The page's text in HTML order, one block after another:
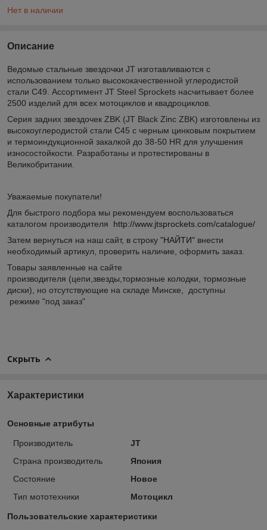
Нет в наличии
Описание
Ведомые стальные звездочки JT изготавливаются с
использованием только высококачественной углеродистой
стали C49. Ассортимент JT Steel Sprockets насчитывает более
2500 изделий для всех мотоциклов и квадроциклов.
Серия задних звездочек ZBK (JT Black Zinc ZBK) изготовлены из
высокоуглеродистой стали C45 с черным цинковым покрытием
и термоиндукционной закалкой до 38-50 HR для улучшения
износостойкости. Разработаны и протестированы в
Великобритании.
Уважаемые покупатели!
Для быстрого подбора мы рекомендуем воспользоваться
каталогом производителя http://www.jtsprockets.com/catalogue/
Затем вернуться на наш сайт, в строку "НАЙТИ" внести
необходимый артикул, проверить наличие, оформить заказ.
Товары заявленные на сайте
производителя (цепи,звезды,тормозные колодки, тормозные
диски), но отсутствующие на складе Минске, доступны
режиме "под заказ"
Скрыть
Характеристики
Основные атрибуты
Производитель
JT
Страна производитель
Япония
Состояние
Новое
Тип мототехники
Мотоцикл
Пользовательские характеристики